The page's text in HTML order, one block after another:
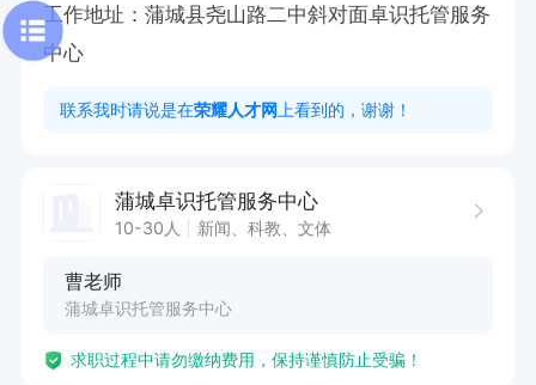
工作地址：蒲城县尧山路二中斜对面卓识托管服务
中心
联系我时请说是在荣耀人才网 上看到的，谢谢！
蒲城卓识托管服务中心
10-30人 新闻、科教、文体
曹老师
蒲城卓识托管服务中心
求职过程中请勿缴纳费用，保持谨慎防止受骗！